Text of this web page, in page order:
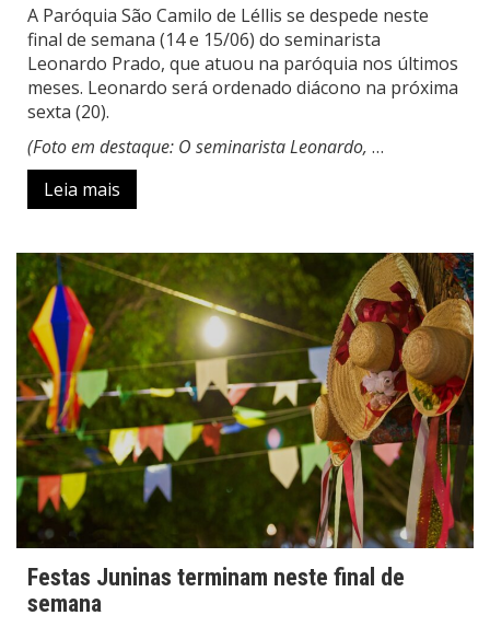
A Paróquia São Camilo de Léllis se despede neste
final de semana (14 e 15/06) do seminarista
Leonardo Prado, que atuou na paróquia nos últimos
meses. Leonardo será ordenado diácono na próxima
sexta (20).
(Foto em destaque: O seminarista Leonardo, …
Leia mais
Festas Juninas terminam neste final de
semana